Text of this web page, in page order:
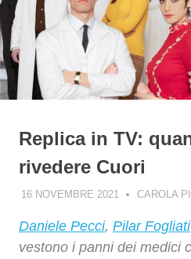
Replica in TV:
rivedere Cuori
16 NOVEMBRE 2021 CAROLA
Daniele Pecci, Pilar Fogliati
vestono i panni dei medici